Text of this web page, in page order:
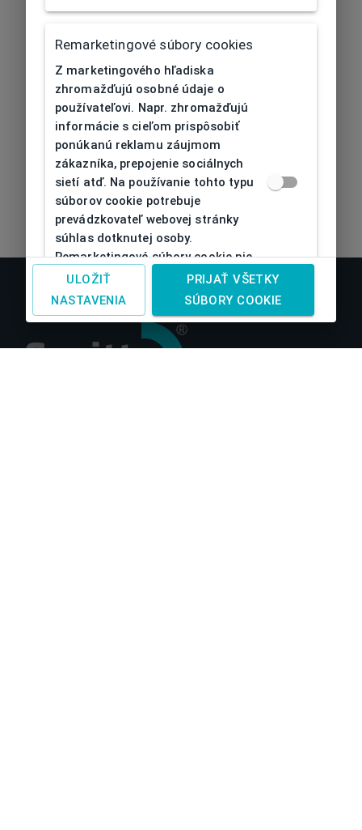
Remarketingové súbory cookies
Z marketingového hľadiska
zhromažďujú osobné údaje o
používateľovi. Napr. zhromažďujú
informácie s cieľom prispôsobiť
ponúkanú reklamu záujmom
zákazníka, prepojenie sociálnych
sietí atď. Na používanie tohto typu
súborov cookie potrebuje
prevádzkovateľ webovej stránky
súhlas dotknutej osoby.
Remarketingové súbory cookie nie
je možné bez takéhoto súhlasu
používať
ULOŽIŤ
NASTAVENIA
PRIJAŤ VŠETKY
SÚBORY COOKIE